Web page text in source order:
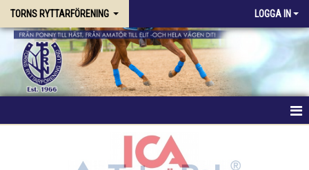
TORNS RYTTARFÖRENING LOGGA IN